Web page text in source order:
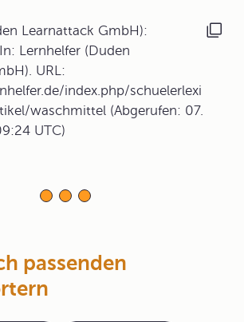
Learnattack GmbH):
Lernhelfer (Duden
URL:
index.php/schuelerlexi
waschmittel (Abgerufen: 07.
UTC)
passenden